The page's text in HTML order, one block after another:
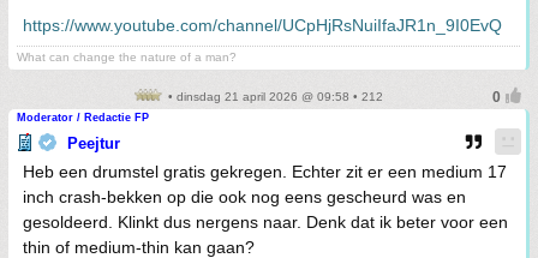
https://www.youtube.com/channel/UCpHjRsNuiIfaJR1n_9I0EvQ
What can change the nature of a man?
• dinsdag 21 april 2026 @ 09:58 • 212
Moderator / Redactie FP
Peejtur
Heb een drumstel gratis gekregen. Echter zit er een medium 17
inch crash-bekken op die ook nog eens gescheurd was en
gesoldeerd. Klinkt dus nergens naar. Denk dat ik beter voor een
thin of medium-thin kan gaan?